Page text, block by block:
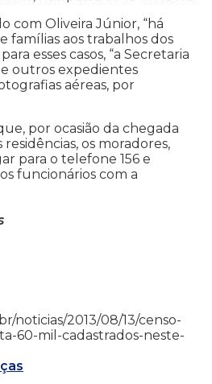
com Oliveira Júnior, “há
famílias aos trabalhos dos
esses casos, “a Secretaria
outros expedientes
aéreas, por
por ocasião da chegada
os moradores,
para o telefone 156 e
funcionários com a
noticias/2013/08/13/censo-
60-mil-cadastrados-neste-